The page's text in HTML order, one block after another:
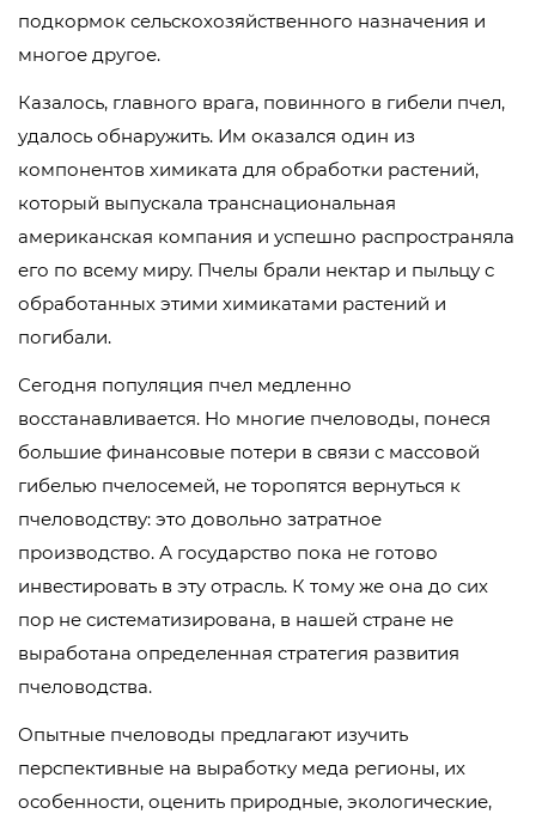
подкормок сельскохозяйственного назначения и
многое другое.
Казалось, главного врага, повинного в гибели пчел,
удалось обнаружить. Им оказался один из
компонентов химиката для обработки растений,
который выпускала транснациональная
американская компания и успешно распространяла
его по всему миру. Пчелы брали нектар и пыльцу с
обработанных этими химикатами растений и
погибали.
Сегодня популяция пчел медленно
восстанавливается. Но многие пчеловоды, понеся
большие финансовые потери в связи с массовой
гибелью пчелосемей, не торопятся вернуться к
пчеловодству: это довольно затратное
производство. А государство пока не готово
инвестировать в эту отрасль. К тому же она до сих
пор не систематизирована, в нашей стране не
выработана определенная стратегия развития
пчеловодства.
Опытные пчеловоды предлагают изучить
перспективные на выработку меда регионы, их
особенности, оценить природные, экологические,